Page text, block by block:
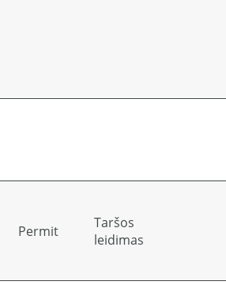
Permit
Taršos
leidimas